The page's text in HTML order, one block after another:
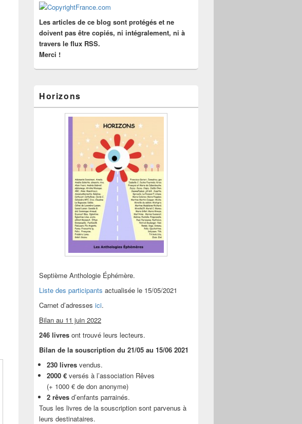
barre
latérale
Les articles de ce blog sont protégés et ne
doivent pas être copiés, ni intégralement, ni à
travers le flux RSS.
Merci !
Horizons
Septième Anthologie Éphémère.
Liste des participants actualisée le 15/05/2021
Carnet d’adresses ici.
Bilan au 11 juin 2022
246 livres ont trouvé leurs lecteurs.
Bilan de la souscription du 21/05 au 15/06 2021
230 livres vendus.
2000 € versés à l’association Rêves
(+ 1000 € de don anonyme)
2 rêves d’enfants parrainés.
Tous les livres de la souscription sont parvenus à
leurs destinataires.